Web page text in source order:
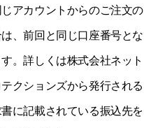
じアカウントからのご注文の
、前回と同じ口座番号とな
す。詳しくは株式会社ネット
クションズから発行される
に記載されている振込先を